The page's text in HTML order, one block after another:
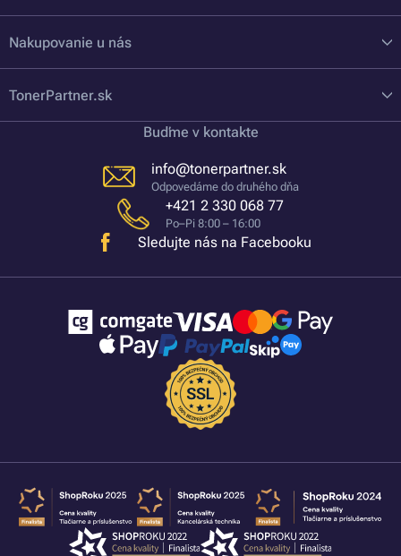
Nakupovanie u nás
TonerPartner.sk
Buďme v kontakte
info@tonerpartner.sk
Odpovedáme do druhého dňa
+421 2 330 068 77
Po–Pi 8:00 – 16:00
Sledujte nás na Facebooku